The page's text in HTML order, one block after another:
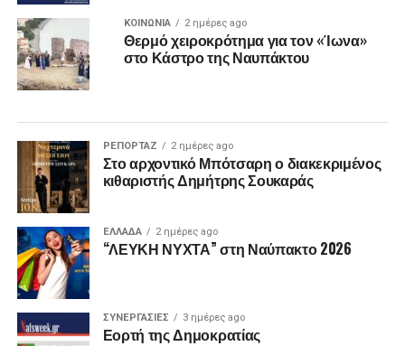
ΚΟΙΝΩΝΙΑ 2 ημέρες ago
Θερμό χειροκρότημα για τον «Ίωνα»
στο Κάστρο της Ναυπάκτου
ΡΕΠΟΡΤΑΖ 2 ημέρες ago
Στο αρχοντικό Μπότσαρη ο διακεκριμένος
κιθαριστής Δημήτρης Σουκαράς
ΕΛΛΑΔΑ 2 ημέρες ago
“ΛΕΥΚΗ ΝΥΧΤΑ” στη Ναύπακτο 2026
ΣΥΝΕΡΓΑΣΙΕΣ 3 ημέρες ago
Εορτή της Δημοκρατίας